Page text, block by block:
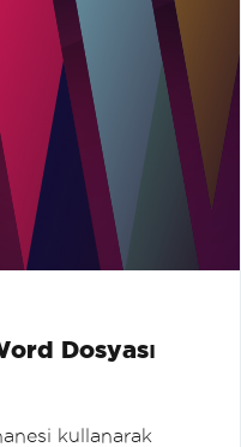
Dosyası
kullanarak